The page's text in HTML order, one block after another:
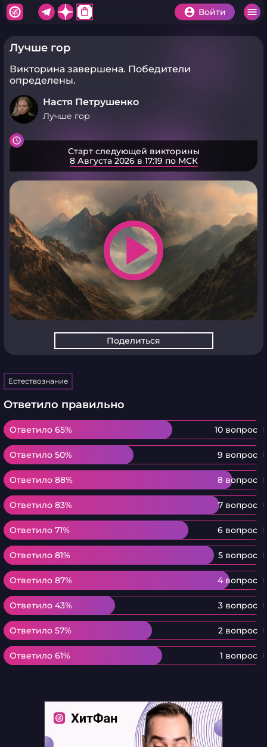
shopping_bag Войти
Лучше гор
Викторина завершена. Победители
определены.
Настя Петрушенко
Лучше гор
Старт следующей викторины
8 Августа 2026 в 17:19 по МСК
play_arrow
Поделиться
Естествознание
Ответило правильно
Ответило 65% 10 вопрос
Ответило 65%
Ответило 50% 9 вопрос
Ответило 50%
Ответило 88% 8 вопрос
Ответило 88%
Ответило 83% 7 вопрос
Ответило 83%
Ответило 71% 6 вопрос
Ответило 71%
Ответило 81% 5 вопрос
Ответило 81%
Ответило 87% 4 вопрос
Ответило 87%
Ответило 43% 3 вопрос
Ответило 43%
Ответило 57% 2 вопрос
Ответило 57%
Ответило 61% 1 вопрос
Ответило 61%